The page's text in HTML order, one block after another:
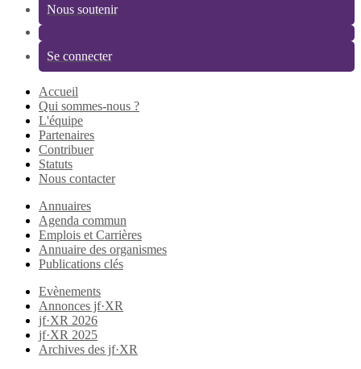
Nous soutenir
Se connecter
Accueil
Qui sommes-nous ?
L'équipe
Partenaires
Contribuer
Statuts
Nous contacter
Annuaires
Agenda commun
Emplois et Carrières
Annuaire des organismes
Publications clés
Evènements
Annonces jf·XR
jf·XR 2026
jf·XR 2025
Archives des jf·XR